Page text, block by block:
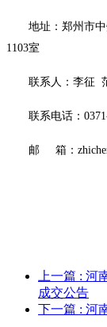
地址：郑州市
1103室
联系人： 李征
联系电话：
邮 箱：
上一篇 : 河
成交公告
下一篇 : 河